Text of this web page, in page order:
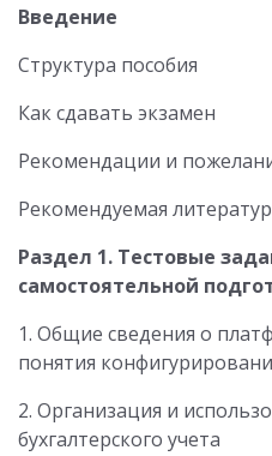
Введение
Структура пособия
Как сдавать экзамен
Рекомендации и
Рекомендуемая
Раздел 1. Тестовые
самостоятельной
1. Общие сведения о
понятия
2. Организация и
бухгалтерского учета